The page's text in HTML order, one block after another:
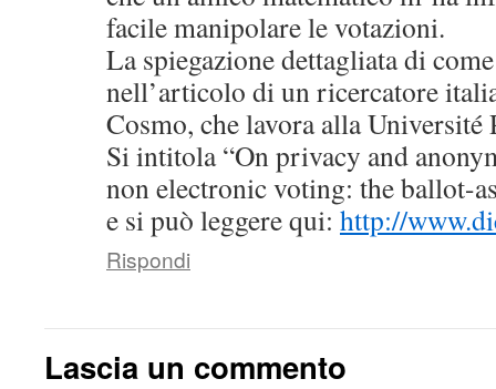
facile manipolare le votazioni.
La spiegazione dettagliata di
nell’articolo di un ricercatore
Cosmo, che lavora alla
Si intitola “On privacy and
non electronic voting: the ballot-
e si può leggere qui: http://
Rispondi
Lascia un commento